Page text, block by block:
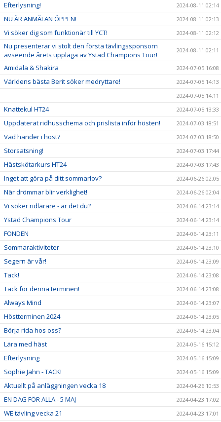
Efterlysning! 2024-08-11 02:14
NU ÄR ANMÄLAN ÖPPEN! 2024-08-11 02:13
Vi söker dig som funktionär till YCT! 2024-08-11 02:12
Nu presenterar vi stolt den första tävlingssponsorn
avseende årets upplaga av Ystad Champions Tour!
2024-08-11 02:11
Amidala & Shakira 2024-07-05 16:08
Världens bästa Berit söker medryttare!
2024-07-05 14:13
2024-07-05 14:11
Knattekul HT24 2024-07-05 13:33
Uppdaterat ridhusschema och prislista inför hösten! 2024-07-03 18:51
Vad händer i höst? 2024-07-03 18:50
Storsatsning! 2024-07-03 17:44
Hästskötarkurs HT24 2024-07-03 17:43
Inget att göra på ditt sommarlov? 2024-06-26 02:05
När drömmar blir verklighet! 2024-06-26 02:04
Vi söker ridlärare - är det du? 2024-06-14 23:14
Ystad Champions Tour 2024-06-14 23:14
FONDEN 2024-06-14 23:11
Sommaraktiviteter 2024-06-14 23:10
Segern är vår! 2024-06-14 23:09
Tack! 2024-06-14 23:08
Tack för denna terminen! 2024-06-14 23:08
Always Mind 2024-06-14 23:07
Höstterminen 2024 2024-06-14 23:05
Börja rida hos oss? 2024-06-14 23:04
Lära med häst 2024-05-16 15:12
Efterlysning 2024-05-16 15:09
Sophie Jahn - TACK! 2024-05-16 15:09
Aktuellt på anläggningen vecka 18 2024-04-26 10:53
EN DAG FÖR ALLA - 5 MAJ 2024-04-23 17:02
WE tävling vecka 21 2024-04-23 17:01